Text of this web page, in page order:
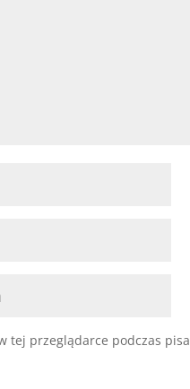
tej przeglądarce podczas